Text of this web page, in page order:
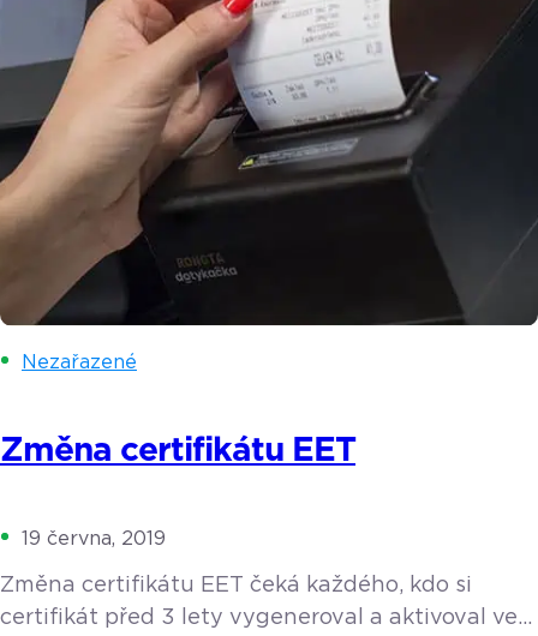
Nezařazené
Změna certifikátu EET
19 června, 2019
Změna certifikátu EET čeká každého, kdo si
certifikát před 3 lety vygeneroval a aktivoval ve